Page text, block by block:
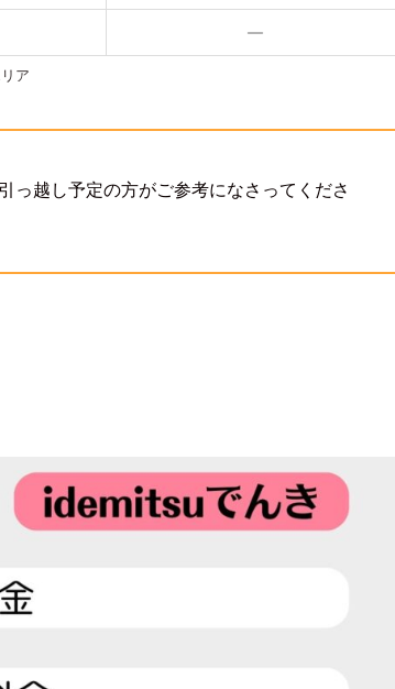
ア
っ越し予定の方がご参考になさってくださ